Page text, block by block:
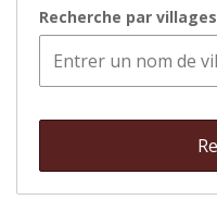
Recherche par villages